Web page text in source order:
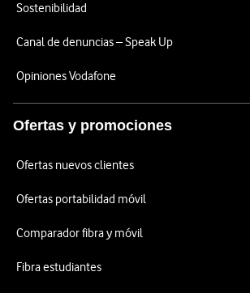
Sostenibilidad
Canal de denuncias – Speak Up
Opiniones Vodafone
Ofertas y promociones
Ofertas nuevos clientes
Ofertas portabilidad móvil
Comparador fibra y móvil
Fibra estudiantes